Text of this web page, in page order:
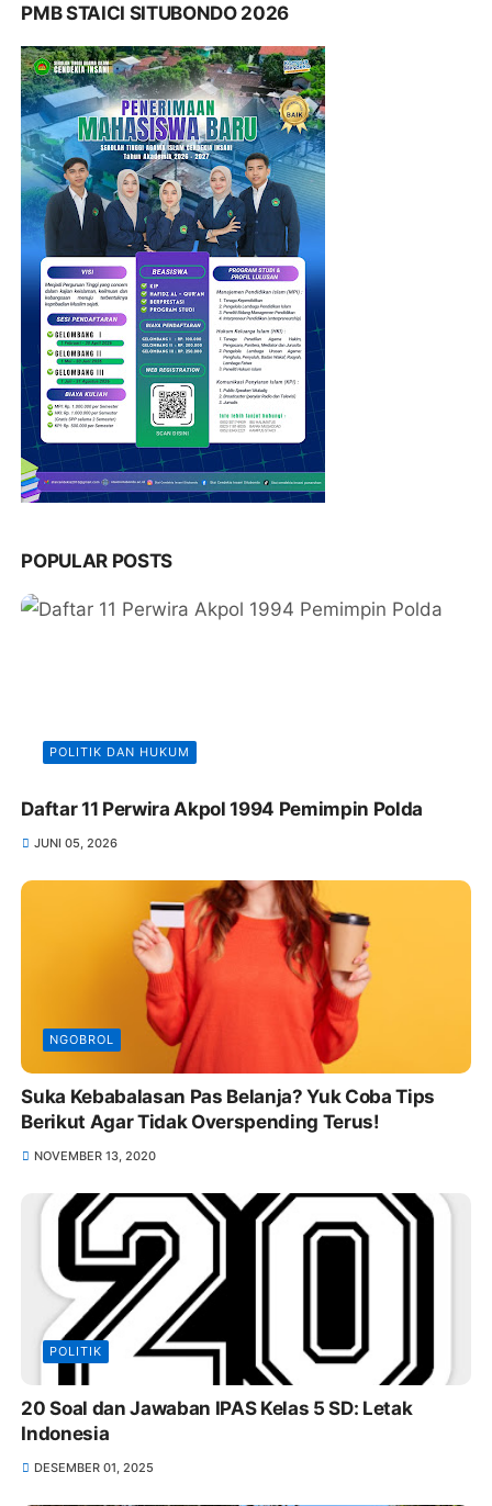
PMB STAICI SITUBONDO 2026
POPULAR POSTS
POLITIK DAN HUKUM
Daftar 11 Perwira Akpol 1994 Pemimpin Polda
JUNI 05, 2026
NGOBROL
Suka Kebabalasan Pas Belanja? Yuk Coba Tips
Berikut Agar Tidak Overspending Terus!
NOVEMBER 13, 2020
POLITIK
20 Soal dan Jawaban IPAS Kelas 5 SD: Letak
Indonesia
DESEMBER 01, 2025